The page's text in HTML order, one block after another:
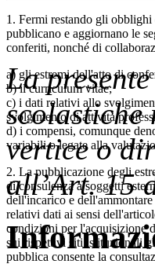
1. Fermi restando gli
pubblicano e aggiornano le
conferiti, nonché di
a) gli estremi dell'atto di
b) il curriculum vitae;
c) i dati relativi allo
svolgimento di attività
d) i compensi, comunque
variabili o legate alla
2. La pubblicazione degli
di consulenza a soggetti
dell'incarico e
relativi dati ai sensi
condizioni per l'acquisizione
sui rispettivi siti istituzionali
pubblica consente la
La
vertice o
all’Art. 15